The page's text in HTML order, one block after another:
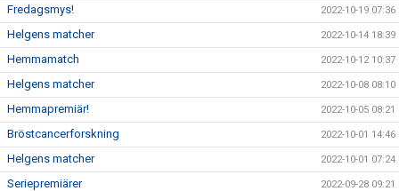
Fredagsmys! 2022-10-19 07:36
Helgens matcher 2022-10-14 18:39
Hemmamatch 2022-10-12 10:37
Helgens matcher 2022-10-08 08:10
Hemmapremiär! 2022-10-05 08:21
Bröstcancerforskning 2022-10-01 14:46
Helgens matcher 2022-10-01 07:24
Seriepremiärer 2022-09-28 09:21